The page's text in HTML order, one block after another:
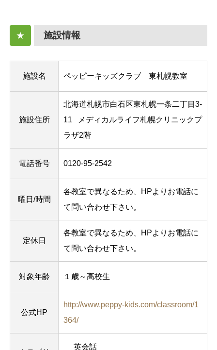
★ 施設情報
施設名 ペッピーキッズクラブ 東札幌教室
施設住所
北海道札幌市白石区東札幌一条二丁目3-
11
メディカルライフ札幌クリニックプ
ラザ2階
電話番号 0120-95-2542
曜日/時間
各教室で異なるため、HPよりお電話に
て問い合わせ下さい。
定休日
各教室で異なるため、HPよりお電話に
て問い合わせ下さい。
対象年齢 １歳～高校生
公式HP
http://www.peppy-kids.com/classroom/1
364/
英会話